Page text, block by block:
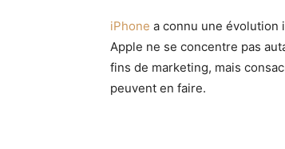
iPhone a connu une évolution
Apple ne se concentre pas
fins de marketing, mais
peuvent en faire.